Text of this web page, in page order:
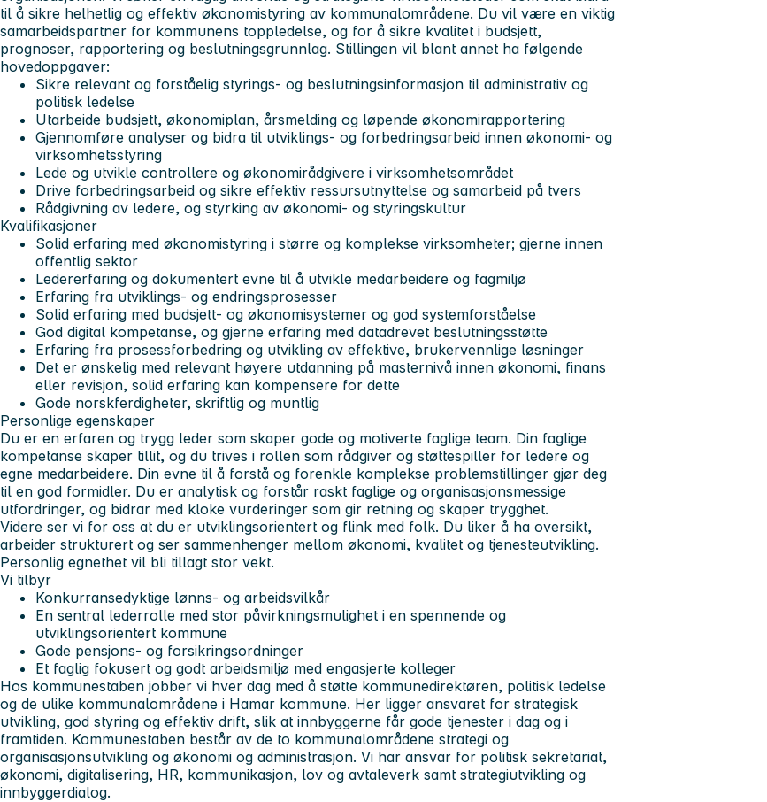
til å sikre helhetlig og effektiv økonomistyring av kommunalområdene. Du vil være en viktig
samarbeidspartner for kommunens toppledelse, og for å sikre kvalitet i budsjett,
prognoser, rapportering og beslutningsgrunnlag. Stillingen vil blant annet ha følgende
hovedoppgaver:
Sikre relevant og forståelig styrings- og beslutningsinformasjon til administrativ og
politisk ledelse
Utarbeide budsjett, økonomiplan, årsmelding og løpende økonomirapportering
Gjennomføre analyser og bidra til utviklings- og forbedringsarbeid innen økonomi- og
virksomhetsstyring
Lede og utvikle controllere og økonomirådgivere i virksomhetsområdet
Drive forbedringsarbeid og sikre effektiv ressursutnyttelse og samarbeid på tvers
Rådgivning av ledere, og styrking av økonomi- og styringskultur
Kvalifikasjoner
Solid erfaring med økonomistyring i større og komplekse virksomheter; gjerne innen
offentlig sektor
Ledererfaring og dokumentert evne til å utvikle medarbeidere og fagmiljø
Erfaring fra utviklings- og endringsprosesser
Solid erfaring med budsjett- og økonomisystemer og god systemforståelse
God digital kompetanse, og gjerne erfaring med datadrevet beslutningsstøtte
Erfaring fra prosessforbedring og utvikling av effektive, brukervennlige løsninger
Det er ønskelig med relevant høyere utdanning på masternivå innen økonomi, finans
eller revisjon, solid erfaring kan kompensere for dette
Gode norskferdigheter, skriftlig og muntlig
Personlige egenskaper
Du er en erfaren og trygg leder som skaper gode og motiverte faglige team. Din faglige
kompetanse skaper tillit, og du trives i rollen som rådgiver og støttespiller for ledere og
egne medarbeidere. Din evne til å forstå og forenkle komplekse problemstillinger gjør deg
til en god formidler. Du er analytisk og forstår raskt faglige og organisasjonsmessige
utfordringer, og bidrar med kloke vurderinger som gir retning og skaper trygghet.
Videre ser vi for oss at du er utviklingsorientert og flink med folk. Du liker å ha oversikt,
arbeider strukturert og ser sammenhenger mellom økonomi, kvalitet og tjenesteutvikling.
Personlig egnethet vil bli tillagt stor vekt.
Vi tilbyr
Konkurransedyktige lønns- og arbeidsvilkår
En sentral lederrolle med stor påvirkningsmulighet i en spennende og
utviklingsorientert kommune
Gode pensjons- og forsikringsordninger
Et faglig fokusert og godt arbeidsmiljø med engasjerte kolleger
Hos kommunestaben jobber vi hver dag med å støtte kommunedirektøren, politisk ledelse
og de ulike kommunalområdene i Hamar kommune. Her ligger ansvaret for strategisk
utvikling, god styring og effektiv drift, slik at innbyggerne får gode tjenester i dag og i
framtiden. Kommunestaben består av de to kommunalområdene strategi og
organisasjonsutvikling og økonomi og administrasjon. Vi har ansvar for politisk sekretariat,
økonomi, digitalisering, HR, kommunikasjon, lov og avtaleverk samt strategiutvikling og
innbyggerdialog.